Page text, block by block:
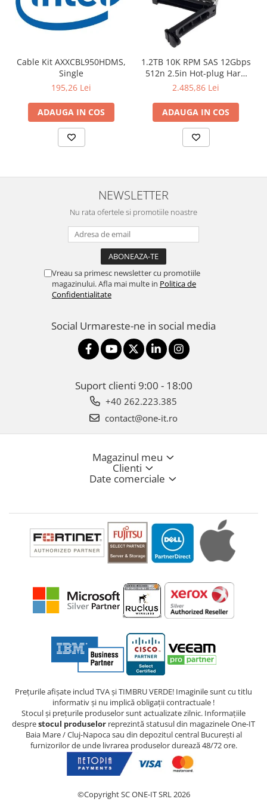
Cable Kit AXXCBL950HDMS,
Single
195,26 Lei
ADAUGA IN COS
1.2TB 10K RPM SAS 12Gbps
512n 2.5in Hot-plug Hard
Drive, CK
2.485,86 Lei
ADAUGA IN COS
NEWSLETTER
Nu rata ofertele si promotiile noastre
Vreau sa primesc newsletter cu promotiile
magazinului. Afla mai multe in Politica de
Confidentialitate
Social Urmareste-ne in social media
Suport clienti 9:00 - 18:00
+40 262.223.385
contact@one-it.ro
Magazinul meu
Clienti
Date comerciale
Prețurile afișate includ TVA și TIMBRU VERDE! Imaginile sunt cu titlu
informativ și nu implică obligații contractuale !
Stocul și prețurile produselor sunt actualizate zilnic. Informațiile
desprestocul produselor reprezintă statusul din magazinele One-IT
Baia Mare / Cluj-Napoca sau din depozitul central București al
furnizorilor de unde livrarea produselor durează 48/72 ore.
©Copyright SC ONE-IT SRL 2026